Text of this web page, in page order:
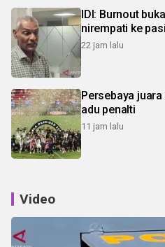
IDI: Burnout
nirempati ke
22 jam lalu
Persebaya
adu penalti
11 jam lalu
Video